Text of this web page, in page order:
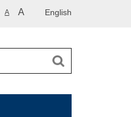
English
A A